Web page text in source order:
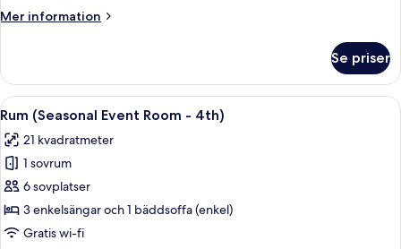
-
persons)
Mer information
Mer
(Seasonal
Event
Room
for
5
persons)
Se priser
Öppna
alla
foton
för
Rum
(Seasonal
Event
Ett hotellrum med två sängar, en
7
Rum (Seasonal Event Room - 4th)
21 kvadratmeter
1 sovrum
6 sovplatser
3 enkelsängar och 1 bäddsoffa (enkel)
Gratis wi-fi